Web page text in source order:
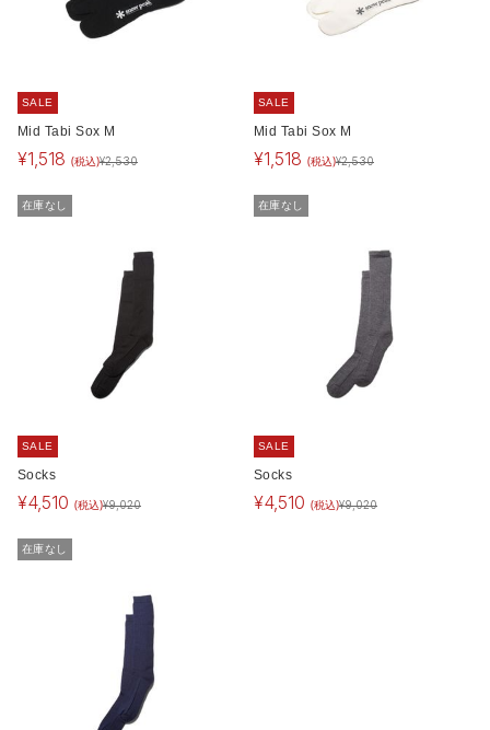
SALE
Mid Tabi Sox M
¥1,518 (税込)¥2,530
SALE
Mid Tabi Sox M
¥1,518 (税込)¥2,530
在庫なし
SALE
Socks
¥4,510 (税込)¥9,020
在庫なし
SALE
Socks
¥4,510 (税込)¥9,020
在庫なし